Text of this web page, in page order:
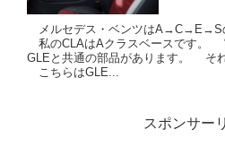
メルセデス・ベンツはA→C→E→S
私のCLAはAクラスベースです。
GLEと共通の部品があります。 それ
こちらはGLE...
スポンサー